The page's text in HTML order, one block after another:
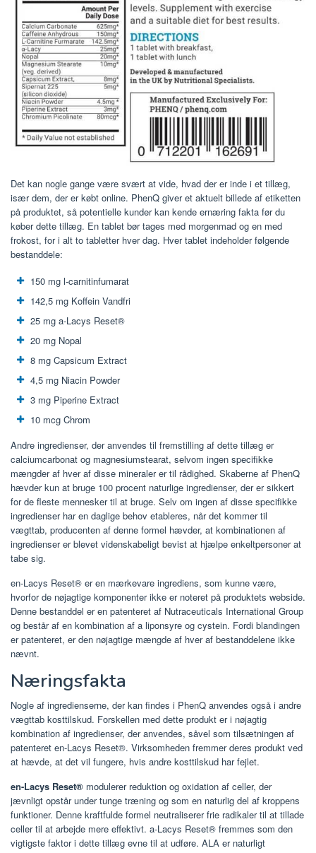
Det kan nogle gange være svært at vide, hvad der er inde i et tillæg,
især dem, der er købt online. PhenQ giver et aktuelt billede af etiketten
på produktet, så potentielle kunder kan kende ernæring fakta før du
køber dette tillæg. En tablet bør tages med morgenmad og en med
frokost, for i alt to tabletter hver dag. Hver tablet indeholder følgende
bestanddele:
150 mg l-carnitinfumarat
142,5 mg Koffein Vandfri
25 mg a-Lacys Reset®
20 mg Nopal
8 mg Capsicum Extract
4,5 mg Niacin Powder
3 mg Piperine Extract
10 mcg Chrom
Andre ingredienser, der anvendes til fremstilling af dette tillæg er
calciumcarbonat og magnesiumstearat, selvom ingen specifikke
mængder af hver af disse mineraler er til rådighed. Skaberne af PhenQ
hævder kun at bruge 100 procent naturlige ingredienser, der er sikkert
for de fleste mennesker til at bruge. Selv om ingen af ​​disse specifikke
ingredienser har en daglige behov etableres, når det kommer til
vægttab, producenten af ​​denne formel hævder, at kombinationen af ​​
ingredienser er blevet videnskabeligt bevist at hjælpe enkeltpersoner at
tabe sig.
en-Lacys Reset® er en mærkevare ingrediens, som kunne være,
hvorfor de nøjagtige komponenter ikke er noteret på produktets webside.
Denne bestanddel er en patenteret af Nutraceuticals International Group
og består af en kombination af a liponsyre og cystein. Fordi blandingen
er patenteret, er den nøjagtige mængde af hver af bestanddelene ikke
nævnt.
Næringsfakta
Nogle af ingredienserne, der kan findes i PhenQ anvendes også i andre
vægttab kosttilskud. Forskellen med dette produkt er i nøjagtig
kombination af ingredienser, der anvendes, såvel som tilsætningen af ​​
patenteret en-Lacys Reset®. Virksomheden fremmer deres produkt ved
at hævde, at det vil fungere, hvis andre kosttilskud har fejlet.
en-Lacys Reset® modulerer reduktion og oxidation af celler, der
jævnligt opstår under tunge træning og som en naturlig del af kroppens
funktioner. Denne kraftfulde formel neutraliserer frie radikaler til at tillade
celler til at arbejde mere effektivt. a-Lacys Reset® fremmes som den
vigtigste faktor i dette tillæg evne til at udføre. ALA er naturligt